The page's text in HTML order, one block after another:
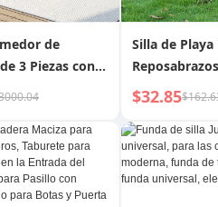
de
3 Piezas con 2
de Comedor de
Única en
de Acacia
Silla de
$32.85